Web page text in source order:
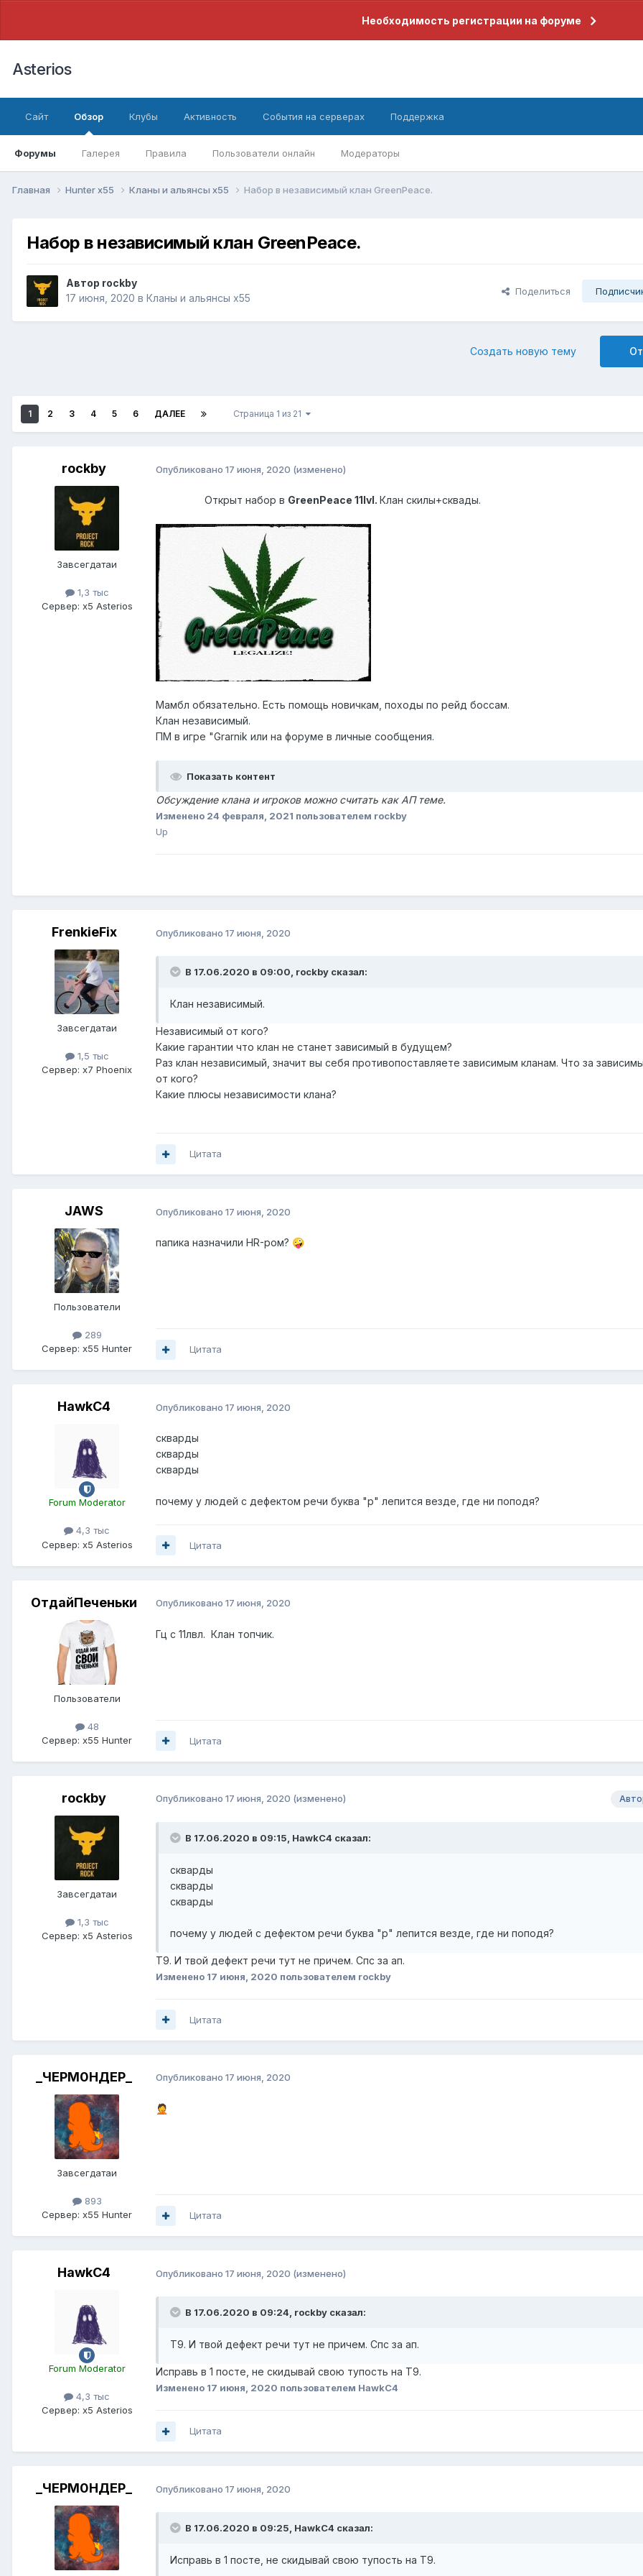
Необходимость регистрации на форуме
Asterios
Сайт Обзор
Форумы Галерея Правила Пользователи онлайн Модераторы
Клубы Активность События на серверах Поддержка
Главная Hunter x55 Кланы и альянсы x55 Набор в независимый клан GreenPeace.
Набор в независимый клан GreenPeace.
Автор rockby
17 июня, 2020 в Кланы и альянсы x55
Поделиться
Создать новую тему
1 2 3 4 5 6 ДАЛЕЕ Страница 1 из 21
rockby
Завсегдатаи
1,3 тыс
Сервер: x5 Asterios
Опубликовано 17 июня, 2020 (изменено)
Открыт набор в GreenPeace 11lvl. Клан скилы+сквады.
Мамбл обязательно. Есть помощь новичкам, походы по рейд боссам.
Клан независимый.
ПМ в игре "Grarnik или на форуме в личные сообщения.
Показать контент
Обсуждение клана и игроков можно считать как АП теме.
Изменено 24 февраля, 2021 пользователем rockby
Up
FrenkieFix
Завсегдатаи
1,5 тыс
Сервер: x7 Phoenix
Опубликовано 17 июня, 2020
В 17.06.2020 в 09:00, rockby сказал:
Клан независимый.
Независимый от кого?
Какие гарантии что клан не станет зависимый в будущем?
Раз клан независимый, значит вы себя противопоставляете зависимым кланам. Что за
от кого?
Какие плюсы независимости клана?
Цитата
JAWS
Пользователи
289
Сервер: x55 Hunter
Опубликовано 17 июня, 2020
папика назначили HR-ром? 🤪
Цитата
HawkC4
Forum Moderator
4,3 тыс
Сервер: x5 Asterios
Опубликовано 17 июня, 2020
скварды
скварды
скварды
почему у людей с дефектом речи буква "р" лепится везде, где ни поподя?
Цитата
ОтдайПеченьки
Пользователи
48
Сервер: x55 Hunter
Опубликовано 17 июня, 2020
Гц с 11лвл. Клан топчик.
Цитата
rockby
Завсегдатаи
1,3 тыс
Сервер: x5 Asterios
Опубликовано 17 июня, 2020 (изменено)
В 17.06.2020 в 09:15, HawkC4 сказал:
скварды
скварды
скварды
почему у людей с дефектом речи буква "р" лепится везде, где ни поподя?
Т9. И твой дефект речи тут не причем. Спс за ап.
Изменено 17 июня, 2020 пользователем rockby
Цитата
_ЧЕРМ0НДЕР_
Завсегдатаи
893
Сервер: x55 Hunter
Опубликовано 17 июня, 2020
🤦
Цитата
HawkC4
Forum Moderator
4,3 тыс
Сервер: x5 Asterios
Опубликовано 17 июня, 2020 (изменено)
В 17.06.2020 в 09:24, rockby сказал:
Т9. И твой дефект речи тут не причем. Спс за ап.
Исправь в 1 посте, не скидывай свою тупость на Т9.
Изменено 17 июня, 2020 пользователем HawkC4
Цитата
_ЧЕРМ0НДЕР_ Опубликовано 17 июня, 2020
В 17.06.2020 в 09:25, HawkC4 сказал:
Исправь в 1 посте, не скидывай свою тупость на Т9.